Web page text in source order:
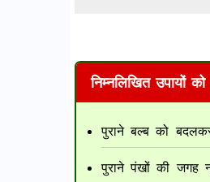
निम्नलिखित उपायों
पुराने बल्ब को
पुराने पंखों की जगह